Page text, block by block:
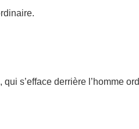
qui s’efface derrière l’homme